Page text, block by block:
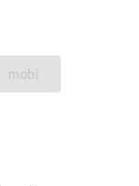
mobi